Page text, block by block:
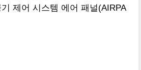
제어 시스템 에어 패널(AIRPA